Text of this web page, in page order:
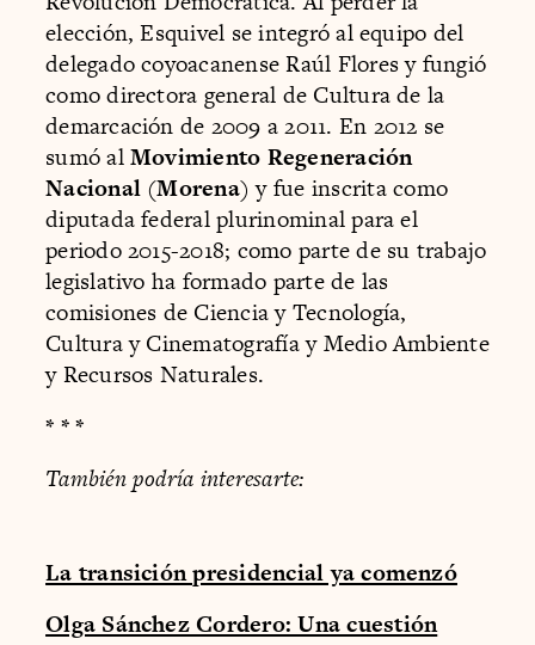
elección, Esquivel se integró al equipo del
delegado coyoacanense Raúl Flores y fungió
como directora general de Cultura de la
demarcación de 2009 a 2011. En 2012 se
sumó alMovimiento Regeneración
Nacional (Morena) y fue inscrita como
diputada federal plurinominal para el
periodo 2015-2018; como parte de su trabajo
legislativo ha formado parte de las
comisiones de Ciencia y Tecnología,
Cultura y Cinematografía y Medio Ambiente
y Recursos Naturales.
* * *
También podría interesarte:
La transición presidencial ya comenzó
Olga Sánchez Cordero: Una cuestión